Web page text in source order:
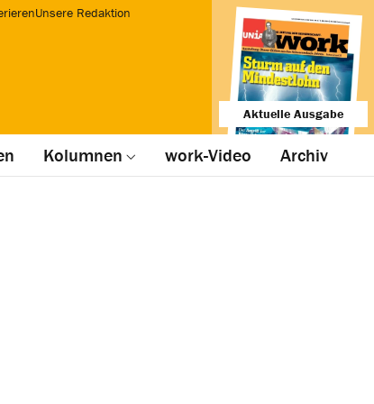
Unsere Redaktion
Aktuelle Ausgabe
Kolumnen work-Video Archiv